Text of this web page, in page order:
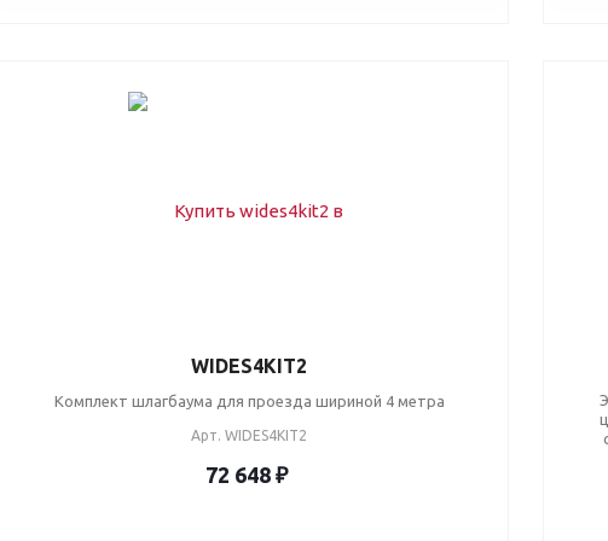
WIDES4KIT2
Комплект шлагбаума для проезда шириной 4 метра
Арт. WIDES4KIT2
72 648 ₽